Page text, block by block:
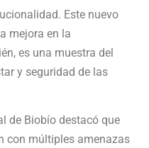
Este nuevo
mejora en la
es una muestra del
y seguridad de las
de Biobío destacó que
con múltiples amenazas